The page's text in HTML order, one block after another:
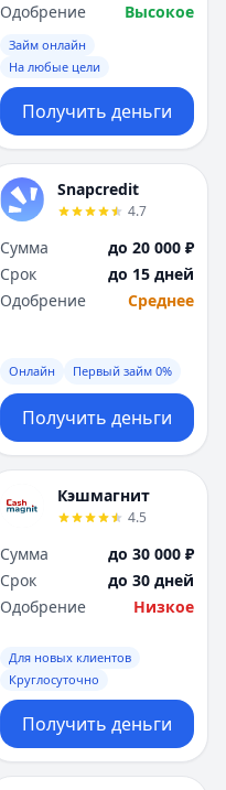
Одобрение
Высокое
Займ онлайн
На любые цели
Получить деньги
Snapcredit
4.7
Сумма
до 20 000 ₽
Срок
до 15 дней
Одобрение
Среднее
Онлайн Первый займ 0%
Получить деньги
Кэшмагнит
4.5
Сумма
до 30 000 ₽
Срок
до 30 дней
Одобрение
Низкое
Для новых клиентов
Круглосуточно
Получить деньги